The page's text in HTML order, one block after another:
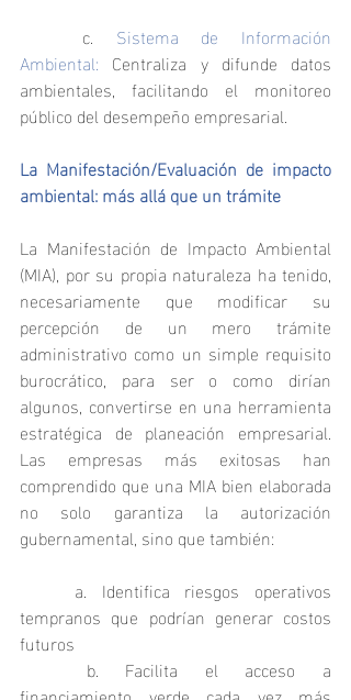
	c.
Sistema de Información
Ambiental: Centraliza y difunde datos
ambientales, facilitando el monitoreo
público del desempeño empresarial.
La Manifestación/Evaluación de impacto
ambiental: más allá que un trámite
La Manifestación de Impacto Ambiental
(MIA), por su propia naturaleza ha tenido,
necesariamente que modificar su
percepción de un mero trámite
administrativo como un simple requisito
burocrático, para ser o como dirían
algunos, convertirse en una herramienta
estratégica de planeación empresarial.
Las empresas más exitosas han
comprendido que una MIA bien elaborada
no solo garantiza la autorización
gubernamental, sino que también:
tempranos que podrían generar costos
futuros